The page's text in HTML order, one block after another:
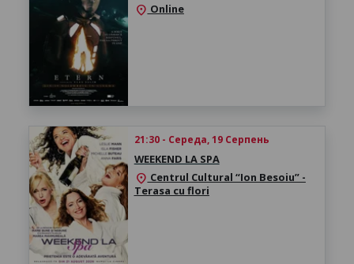
location_on Online
21:30 - Середа, 19 Серпень
WEEKEND LA SPA
location_on Centrul Cultural “Ion Besoiu” -
Terasa cu flori